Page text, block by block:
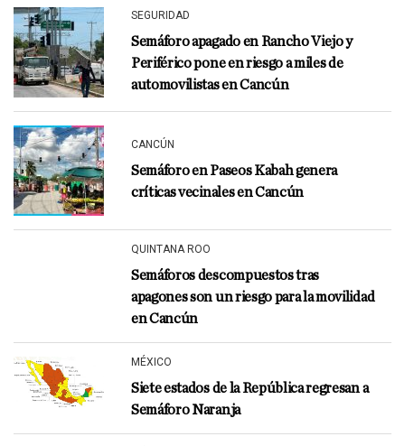
SEGURIDAD
Semáforo apagado en Rancho Viejo y
Periférico pone en riesgo a miles de
automovilistas en Cancún
CANCÚN
Semáforo en Paseos Kabah genera
críticas vecinales en Cancún
QUINTANA ROO
Semáforos descompuestos tras
apagones son un riesgo para la movilidad
en Cancún
MÉXICO
Siete estados de la República regresan a
Semáforo Naranja